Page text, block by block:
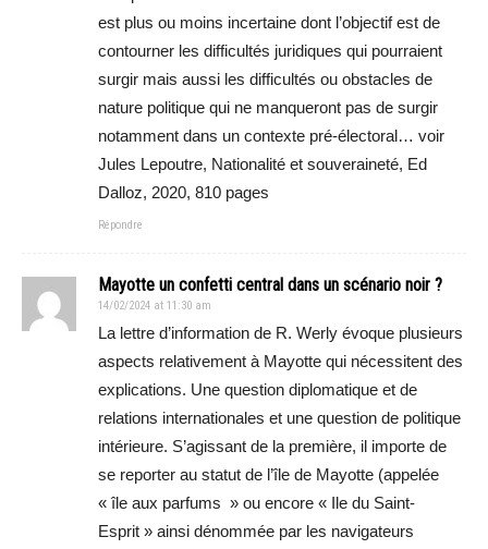
est plus ou moins incertaine dont l’objectif est de
contourner les difficultés juridiques qui pourraient
surgir mais aussi les difficultés ou obstacles de
nature politique qui ne manqueront pas de surgir
notamment dans un contexte pré-électoral… voir
Jules Lepoutre, Nationalité et souveraineté, Ed
Dalloz, 2020, 810 pages
Répondre
Mayotte un confetti central dans un scénario noir ?
14/02/2024 at 11:30 am
La lettre d’information de R. Werly évoque plusieurs
aspects relativement à Mayotte qui nécessitent des
explications. Une question diplomatique et de
relations internationales et une question de politique
intérieure. S’agissant de la première, il importe de
se reporter au statut de l’île de Mayotte (appelée
« île aux parfums » ou encore « Ile du Saint-
Esprit » ainsi dénommée par les navigateurs